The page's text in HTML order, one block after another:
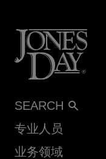
SEARCH
专业人员
业务领域